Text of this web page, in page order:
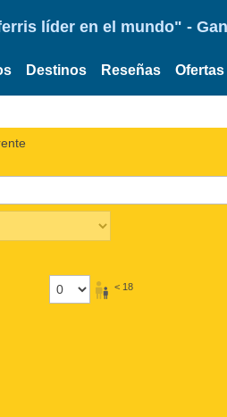
líder en el mundo" -
Destinos Reseñas
< 18